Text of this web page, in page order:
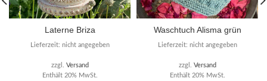
Laterne Briza
Enthält 20% MwSt.
zzgl. Versand
Lieferzeit: nicht angegeben
Waschtuch Alisma grün
Enthält 20% MwSt.
zzgl. Versand
Lieferzeit: nicht angegeben